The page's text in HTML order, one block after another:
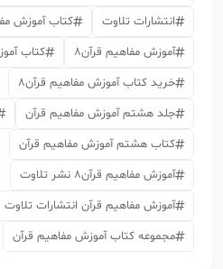
انتشارات تلاوت
کتاب آموزش
آموزش مفاهیم قرآن8
کتاب
خرید کتاب آموزش مفاهیم قرآن8
جلد هشتم آموزش مفاهیم قرآن
کتاب هشتم آموزش مفاهیم قرآن
آموزش مفاهیم قرآن8 نشر تلاوت
آموزش مفاهیم قرآن انتشارات تلاوت
مجموعه کتاب آموزش مفاهیم قرآن